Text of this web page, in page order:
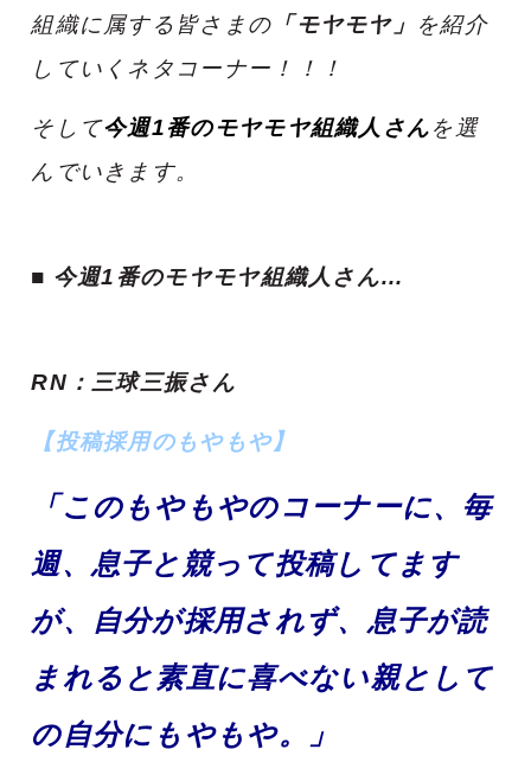
組織に属する皆さまの 「モヤモヤ」
を紹介
していくネタコーナー！！！
そして今週1番のモヤモヤ組織人さんを選
んでいきます。
■ 今週1番のモヤモヤ組織人さん…
RN：三球三振さん
【投稿採用のもやもや】
「このもやもやのコーナーに、毎
週、息子と競って投稿してます
が、自分が採用されず、息子が読
まれると素直に喜べない親として
の自分にもやもや。」